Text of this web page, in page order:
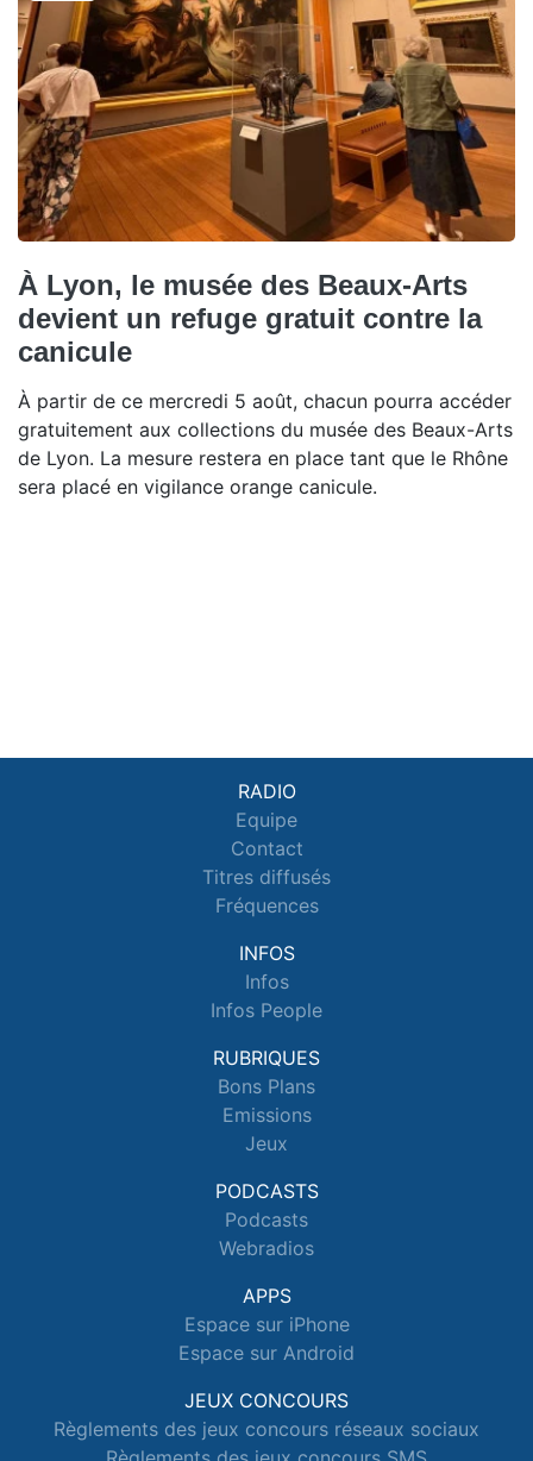
À Lyon, le musée des Beaux-Arts
devient un refuge gratuit contre la
canicule
À partir de ce mercredi 5 août, chacun pourra accéder
gratuitement aux collections du musée des Beaux-Arts
de Lyon. La mesure restera en place tant que le Rhône
sera placé en vigilance orange canicule.
RADIO
Equipe
Contact
Titres diffusés
Fréquences
INFOS
Infos
Infos People
RUBRIQUES
Bons Plans
Emissions
Jeux
PODCASTS
Podcasts
Webradios
APPS
Espace sur iPhone
Espace sur Android
JEUX CONCOURS
Règlements des jeux concours réseaux sociaux